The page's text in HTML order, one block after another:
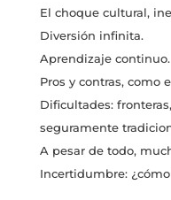
El choque cultural,
Diversión infinita.
Aprendizaje continuo.
Pros y contras, como
Dificultades:
seguramente
A pesar de todo,
Incertidumbre: